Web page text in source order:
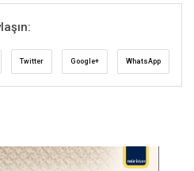
Twitter Google+ WhatsApp